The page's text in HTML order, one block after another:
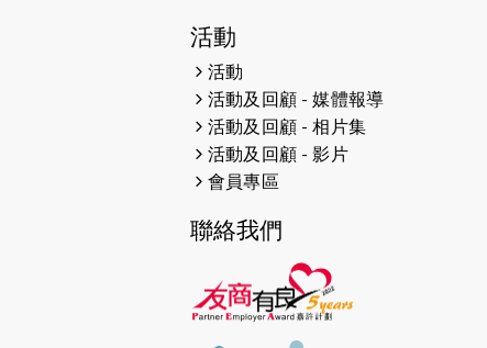
領跑員 李國基 歌曲傳情 引發你既共
運動筆記專訪 挑戰首次於主場跑出
Sub3 專訪視障跑手李振輝：「我很
有信心做到！」
猛龍視障隊員李振輝將於2月9號渣
打馬拉松與猛龍國際共融大使Lukas
Wambua Muteti一同首次挑戰渣
打馬拉松sub3的成績！
活動
活動
活動及回顧 - 媒體報導
活動及回顧 - 相片集
活動及回顧 - 影片
會員專區
聯絡我們